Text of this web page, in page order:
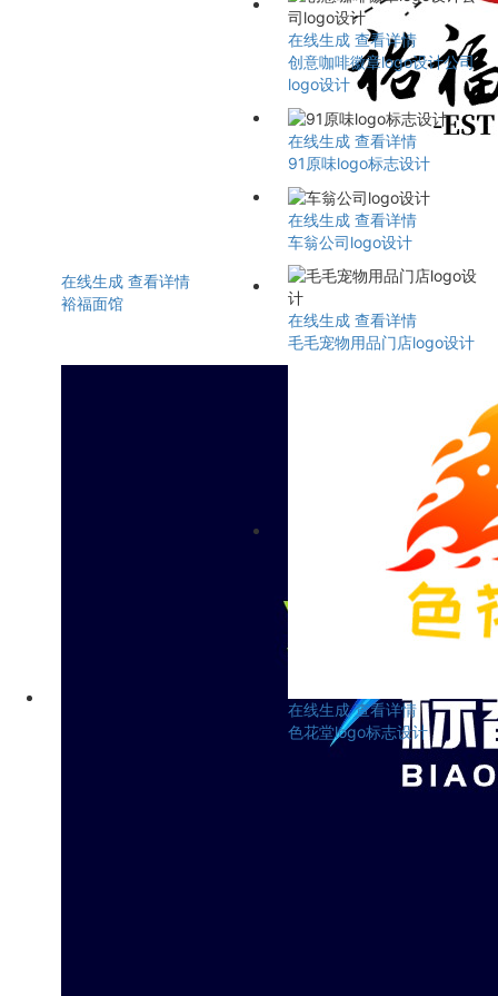
在线生成 查看详情
裕福面馆
在线生成 查看详情
创意咖啡徽章logo设计公司
logo设计
在线生成 查看详情
91原味logo标志设计
在线生成 查看详情
车翁公司logo设计
在线生成 查看详情
毛毛宠物用品门店logo设计
在线生成 查看详情
色花堂logo标志设计